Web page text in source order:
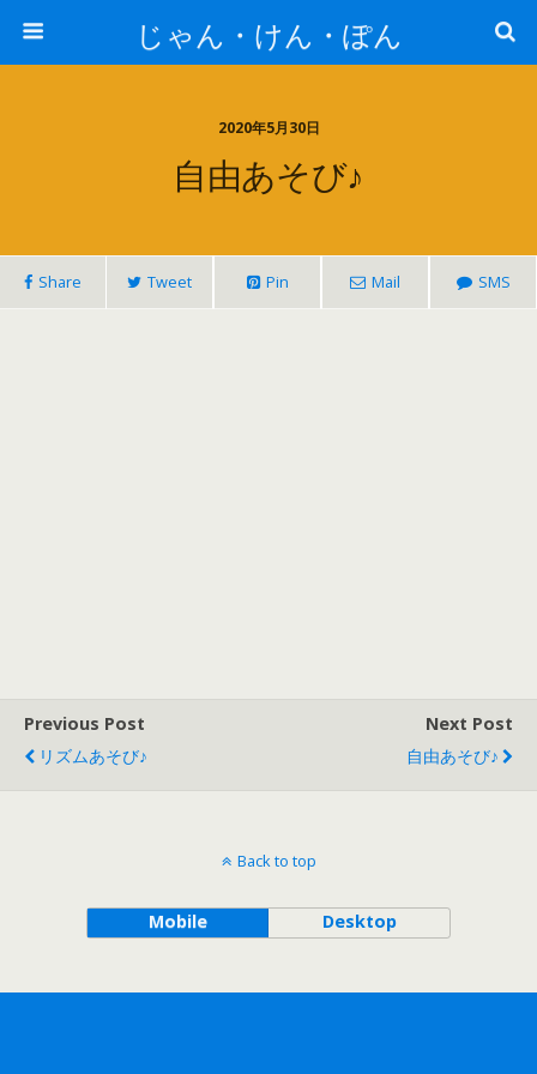
じゃん・けん・ぽん
2020年5月30日
自由あそび♪
Share Tweet Pin Mail SMS
Previous Post
リズムあそび♪
Next Post
自由あそび♪
Back to top
Mobile Desktop